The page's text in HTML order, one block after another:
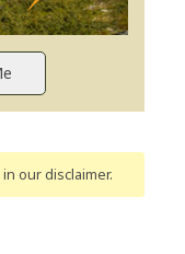
in our disclaimer.